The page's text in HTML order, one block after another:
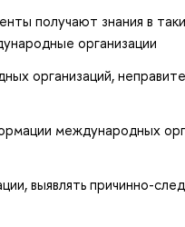
получают знания в
организации
организаций,
международных
выявлять причинно-